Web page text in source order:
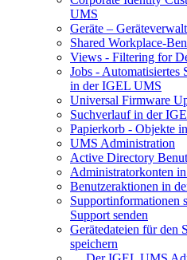
UMS
Geräte –
Shared Workplace-
Views - Filtering for
Jobs - Automatisiertes
in der IGEL UMS
Universal Firmware
Suchverlauf in der
Papierkorb - Objekte
UMS Administration
Active Directory
Administratorkonten
Benutzeraktionen in
Supportinformationen
Support senden
Gerätedateien für den
speichern